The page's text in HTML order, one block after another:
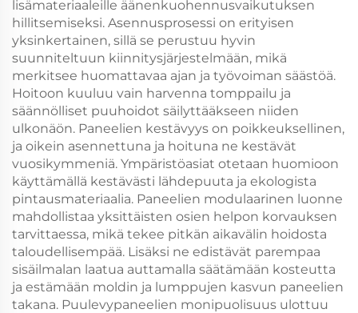
lisämateriaaleille äänenkuohennusvaikutuksen
hillitsemiseksi. Asennusprosessi on erityisen
yksinkertainen, sillä se perustuu hyvin
suunniteltuun kiinnitysjärjestelmään, mikä
merkitsee huomattavaa ajan ja työvoiman säästöä.
Hoitoon kuuluu vain harvenna tomppailu ja
säännölliset puuhoidot säilyttääkseen niiden
ulkonäön. Paneelien kestävyys on poikkeuksellinen,
ja oikein asennettuna ja hoituna ne kestävät
vuosikymmeniä. Ympäristöasiat otetaan huomioon
käyttämällä kestävästi lähdepuuta ja ekologista
pintausmateriaalia. Paneelien modulaarinen luonne
mahdollistaa yksittäisten osien helpon korvauksen
tarvittaessa, mikä tekee pitkän aikavälin hoidosta
taloudellisempää. Lisäksi ne edistävät parempaa
sisäilmalan laatua auttamalla säätämään kosteutta
ja estämään moldin ja lumppujen kasvun paneelien
takana. Puulevypaneelien monipuolisuus ulottuu